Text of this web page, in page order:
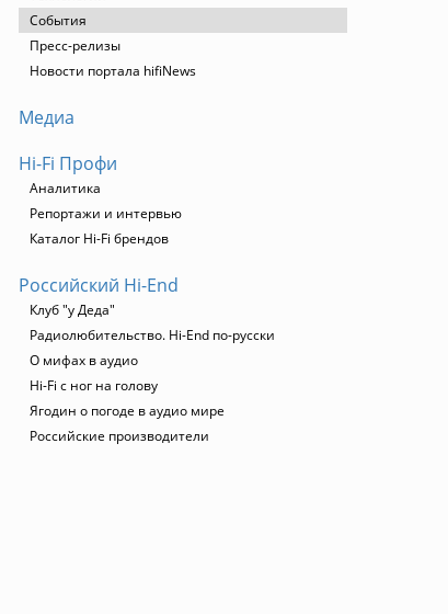
События
Пресс-релизы
Новости портала hifiNews
Медиа
Hi-Fi Профи
Аналитика
Репортажи и интервью
Каталог Hi-Fi брендов
Российский Hi-End
Клуб "у Деда"
Радиолюбительство. Hi-End по-русски
О мифах в аудио
Hi-Fi с ног на голову
Ягодин о погоде в аудио мире
Российские производители